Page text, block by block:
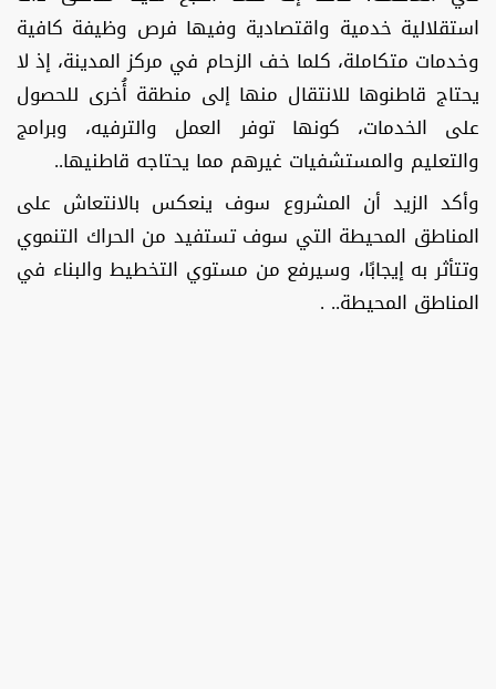
استقلالية خدمية واقتصادية وفيها فرص وظيفة كافية
وخدمات متكاملة، كلما خف الزحام في مركز المدينة، إذ لا
يحتاج قاطنوها للانتقال منها إلى منطقة أُخرى للحصول
على الخدمات، كونها توفر العمل والترفيه، وبرامج
والتعليم والمستشفيات غيرهم مما يحتاجه قاطنيها..
وأكد الزيد أن المشروع سوف ينعكس بالانتعاش على
المناطق المحيطة التي سوف تستفيد من الحراك التنموي
وتتأثر به إيجابًا، وسيرفع من مستوي التخطيط والبناء في
المناطق المحيطة.. .